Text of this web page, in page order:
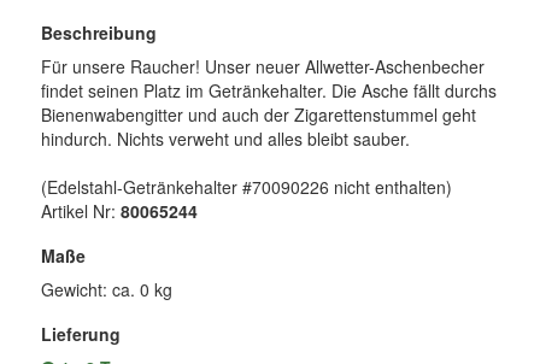
Beschreibung
Für unsere Raucher! Unser neuer Allwetter-Aschenbecher
findet seinen Platz im Getränkehalter. Die Asche fällt durchs
Bienenwabengitter und auch der Zigarettenstummel geht
hindurch. Nichts verweht und alles bleibt sauber.
(Edelstahl-Getränkehalter #70090226 nicht enthalten)
Artikel Nr: 80065244
Maße
Gewicht: ca. 0 kg
Lieferung